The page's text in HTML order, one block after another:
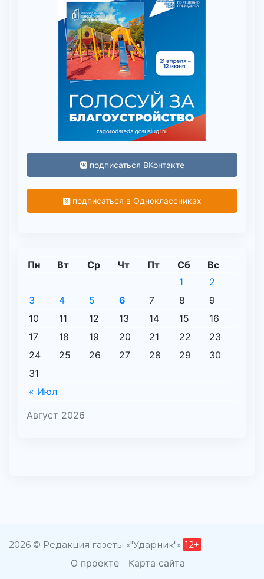
подписаться ВКонтакте
подписаться в Одноклассниках
Август 2026
Пн Вт Ср Чт Пт Сб Вс
« Июл
1
2
3
4 5 6 7 8
9
10
11 12 13 14 15
16
17
18 19 20 21 22
23
24
25 26 27 28 29
30
31
2026 © Редакция газеты «"Ударник"» 12+
О проекте Карта сайта